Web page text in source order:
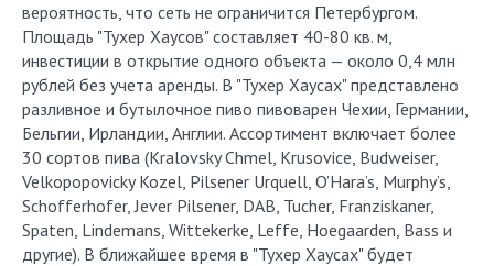
вероятность, что сеть не ограничится Петербургом.
Площадь "Тухер Хаусов" составляет 40-80 кв. м,
инвестиции в открытие одного объекта — около 0,4 млн
рублей без учета аренды. В "Тухер Хаусах" представлено
разливное и бутылочное пиво пивоварен Чехии, Германии,
Бельгии, Ирландии, Англии. Ассортимент включает более
30 сортов пива (Kralovsky Chmel, Krusovice, Budweiser,
Velkopopovicky Kozel, Pilsener Urquell, O’Hara’s, Murphy’s,
Schofferhofer, Jever Pilsener, DAB, Tucher, Franziskaner,
Spaten, Lindemans, Wittekerke, Leffe, Hoegaarden, Bass и
другие). В ближайшее время в "Тухер Хаусах" будет